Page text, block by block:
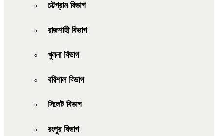
চট্টগ্রাম বিভাগ
রাজশাহী বিভাগ
খুলনা বিভাগ
বরিশাল বিভাগ
সিলেট বিভাগ
রংপুর বিভাগ